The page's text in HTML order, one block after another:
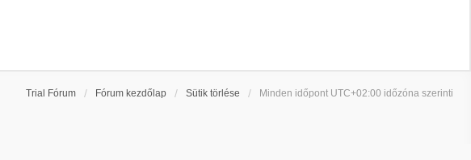
Trial Fórum Fórum kezdőlap Sütik törlése Minden időpont UTC+02:00 időzóna szerinti